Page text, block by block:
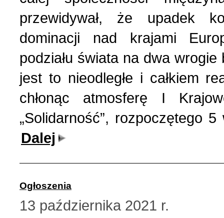
przewidywał, że upadek
dominacji nad krajami
podziału świata na dwa
jest to nieodległe i całkiem
chłonąc atmosferę I
„Solidarność”, rozpoczętego
Dalej
Ogłoszenia
13 października 2021 r.